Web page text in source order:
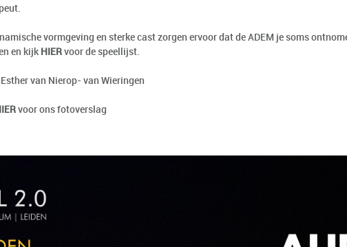
vormgeving en sterke cast zorgen ervoor dat de ADEM je soms
en kijk HIER voor de speellijst.
Esther van Nierop- van Wieringen
voor ons fotoverslag